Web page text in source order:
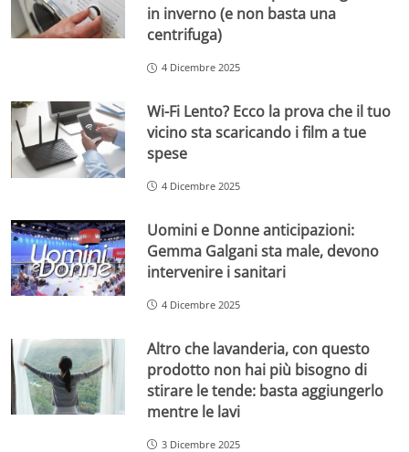
in inverno (e non basta una
centrifuga)
4 Dicembre 2025
Wi-Fi Lento? Ecco la prova che il tuo
vicino sta scaricando i film a tue
spese
4 Dicembre 2025
Uomini e Donne anticipazioni:
Gemma Galgani sta male, devono
intervenire i sanitari
4 Dicembre 2025
Altro che lavanderia, con questo
prodotto non hai più bisogno di
stirare le tende: basta aggiungerlo
mentre le lavi
3 Dicembre 2025